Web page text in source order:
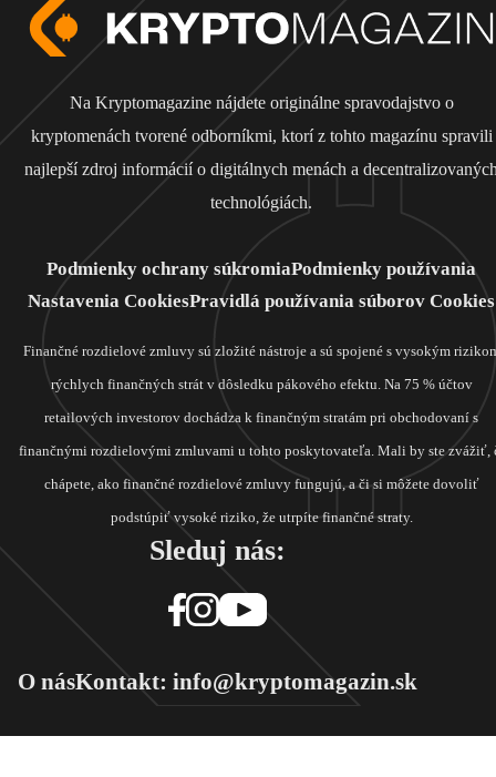
Na Kryptomagazine nájdete originálne spravodajstvo o
kryptomenách tvorené odborníkmi, ktorí z tohto magazínu spravili
najlepší zdroj informácií o digitálnych menách a
technológiách.
Podmienky ochrany súkromiaPodmienky používania
Nastavenia CookiesPravidlá používania súborov Cookies
Finančné rozdielové zmluvy sú zložité nástroje a sú spojené s vysokým
rýchlych finančných strát v dôsledku pákového efektu. Na 75 % účtov
retailových investorov dochádza k finančným stratám pri obchodovaní s
finančnými rozdielovými zmluvami u tohto poskytovateľa. Mali by ste zvážiť,
chápete, ako finančné rozdielové zmluvy fungujú, a či si môžete dovoliť
podstúpiť vysoké riziko, že utrpíte finančné straty.
Sleduj nás:
O násKontakt: info@kryptomagazin.sk